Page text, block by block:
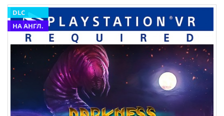
DLC
НА АНГЛ.